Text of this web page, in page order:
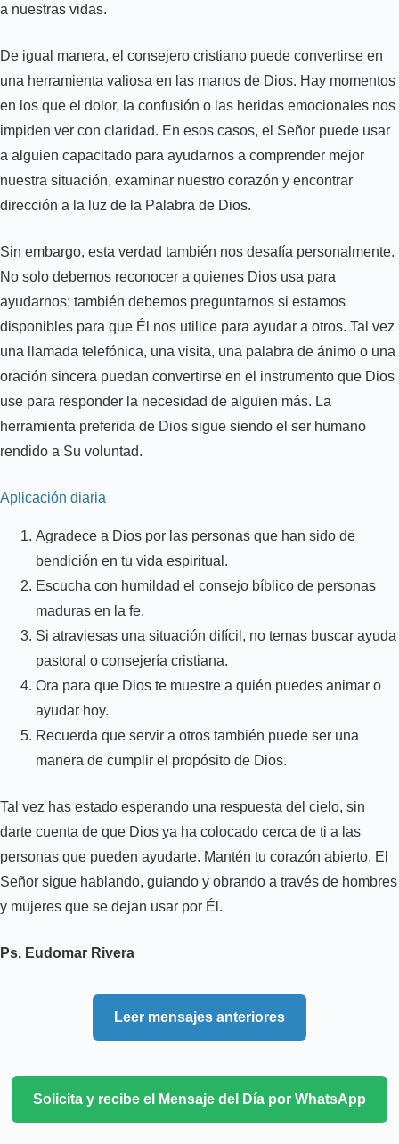
a nuestras vidas.
De igual manera, el consejero cristiano puede convertirse en
una herramienta valiosa en las manos de Dios. Hay momentos
en los que el dolor, la confusión o las heridas emocionales nos
impiden ver con claridad. En esos casos, el Señor puede usar
a alguien capacitado para ayudarnos a comprender mejor
nuestra situación, examinar nuestro corazón y encontrar
dirección a la luz de la Palabra de Dios.
Sin embargo, esta verdad también nos desafía personalmente.
No solo debemos reconocer a quienes Dios usa para
ayudarnos; también debemos preguntarnos si estamos
disponibles para que Él nos utilice para ayudar a otros. Tal vez
una llamada telefónica, una visita, una palabra de ánimo o una
oración sincera puedan convertirse en el instrumento que Dios
use para responder la necesidad de alguien más. La
herramienta preferida de Dios sigue siendo el ser humano
rendido a Su voluntad.
Aplicación diaria
Agradece a Dios por las personas que han sido de
bendición en tu vida espiritual.
Escucha con humildad el consejo bíblico de personas
maduras en la fe.
Si atraviesas una situación difícil, no temas buscar ayuda
pastoral o consejería cristiana.
Ora para que Dios te muestre a quién puedes animar o
ayudar hoy.
Recuerda que servir a otros también puede ser una
manera de cumplir el propósito de Dios.
Tal vez has estado esperando una respuesta del cielo, sin
darte cuenta de que Dios ya ha colocado cerca de ti a las
personas que pueden ayudarte. Mantén tu corazón abierto. El
Señor sigue hablando, guiando y obrando a través de hombres
y mujeres que se dejan usar por Él.
Ps. Eudomar Rivera
Leer mensajes anteriores
Solicita y recibe el Mensaje del Día por WhatsApp